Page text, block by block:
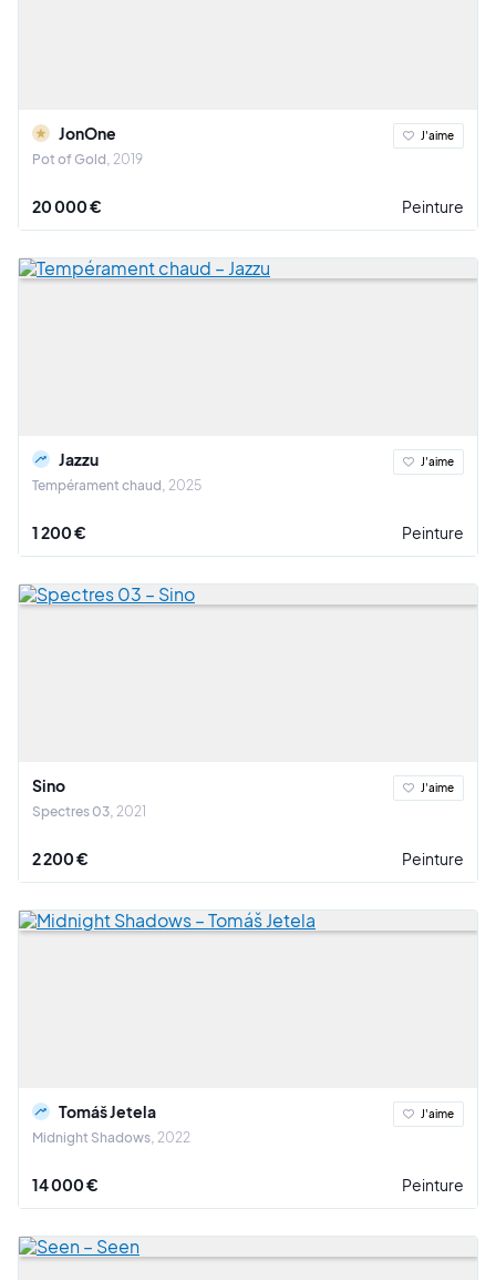
JonOne
Pot of Gold 2019
J'aime
20 000 € Peinture
Jazzu
Tempérament chaud 2025
J'aime
1 200 € Peinture
Sino
Spectres 03 2021
J'aime
2 200 € Peinture
Tomáš Jetela
Midnight Shadows 2022
J'aime
14 000 € Peinture